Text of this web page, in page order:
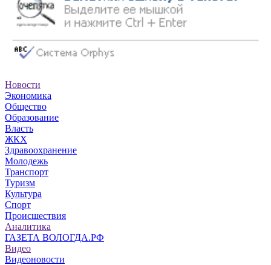
Новости
Экономика
Общество
Образование
Власть
ЖКХ
Здравоохранение
Молодежь
Транспорт
Туризм
Культура
Спорт
Происшествия
Аналитика
ГАЗЕТА ВОЛОГДА.РФ
Видео
Видеоновости